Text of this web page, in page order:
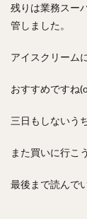
残りは業務スー
管しました。
アイスクリーム
おすすめですね
三日もしないう
また買いに行こ
最後まで読んで